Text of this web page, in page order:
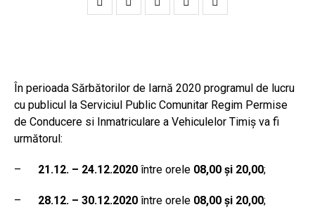
În perioada Sărbătorilor de Iarnă 2020 programul de lucru
cu publicul la Serviciul Public Comunitar Regim Permise
de Conducere si Inmatriculare a Vehiculelor Timiș va fi
următorul:
– 21.12. – 24.12.2020 între orele 08,00 şi 20,00;
– 28.12. – 30.12.2020 între orele 08,00 şi 20,00;